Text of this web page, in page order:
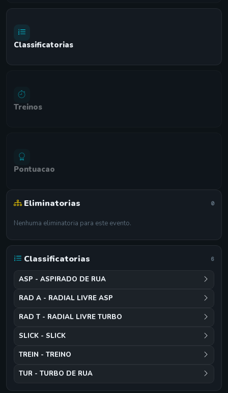
Classificatorias
Treinos
Pontuacao
Eliminatorias 0
Nenhuma eliminatoria para este evento.
Classificatorias 6
ASP - ASPIRADO DE RUA
RAD A - RADIAL LIVRE ASP
RAD T - RADIAL LIVRE TURBO
SLICK - SLICK
TREIN - TREINO
TUR - TURBO DE RUA